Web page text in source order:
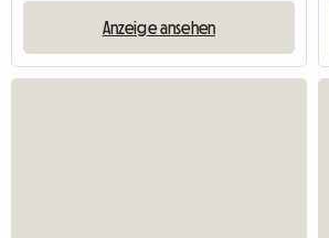
Anzeige ansehen